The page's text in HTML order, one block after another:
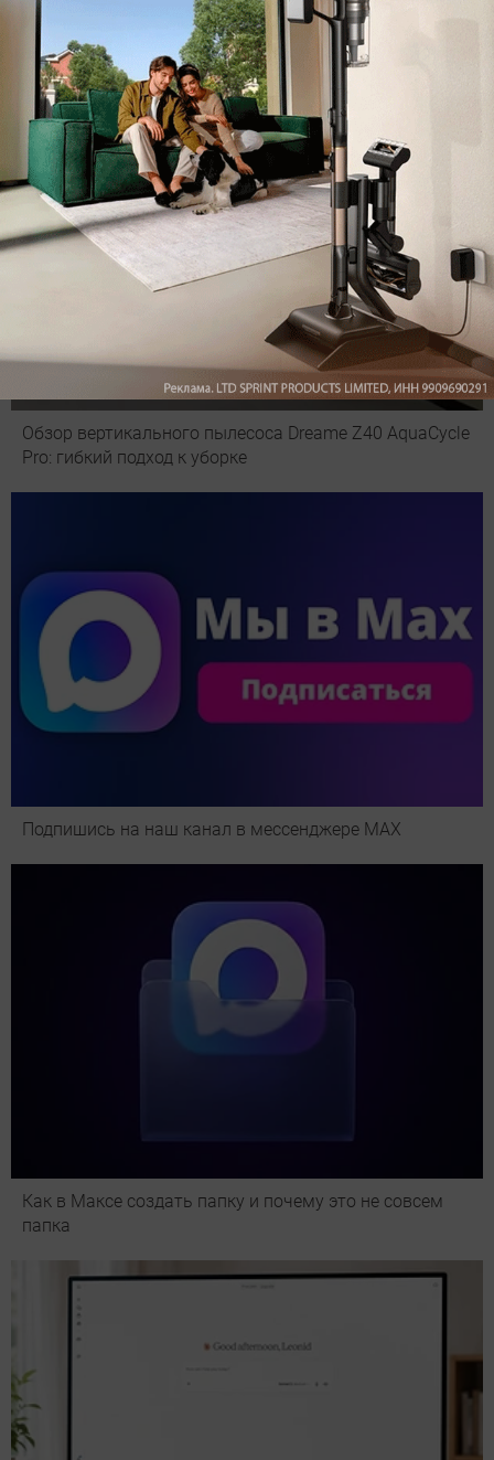
Рекомендуем
Обзор вертикального пылесоса Dreame Z40 AquaCycle
Pro: гибкий подход к уборке
Подпишись на наш канал в мессенджере МАХ
Как в Максе создать папку и почему это не совсем
папка